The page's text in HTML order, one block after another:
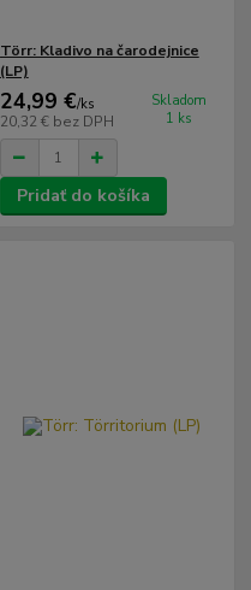
Törr: Kladivo na čarodejnice
(LP)
24,99 €/ks
20,32 € bez DPH
Skladom
1 ks
Pridať do košíka